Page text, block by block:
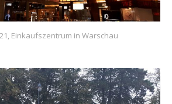
Einkaufszentrum in Warschau